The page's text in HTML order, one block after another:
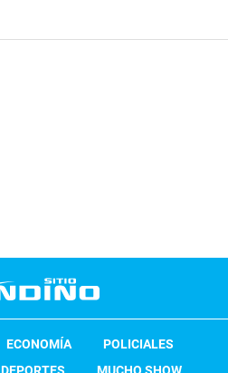
ECONOMÍA
POLICIALES
DEPORTES
MUCHO SHOW